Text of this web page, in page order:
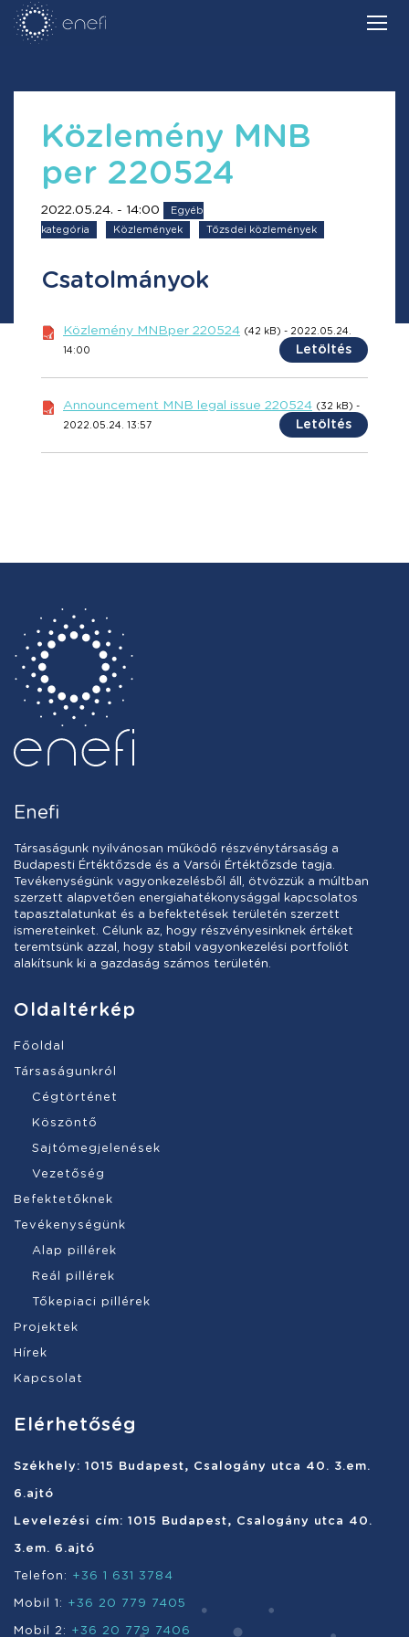
Közlemény MNB
per 220524
2022.05.24. - 14:00
Egyéb
kategória
Közlemények Tőzsdei közlemények
Csatolmányok
Közlemény MNBper 220524 (42 kB) - 2022.05.24.
14:00 Letöltés
Announcement MNB legal issue 220524 (32 kB) -
2022.05.24. 13:57 Letöltés
Enefi
Társaságunk nyilvánosan működő részvénytársaság a
Budapesti Értéktőzsde és a Varsói Értéktőzsde tagja.
Tevékenységünk vagyonkezelésből áll, ötvözzük a múltban
szerzett alapvetően energiahatékonysággal kapcsolatos
tapasztalatunkat és a befektetések területén szerzett
ismereteinket. Célunk az, hogy részvényesinknek értéket
teremtsünk azzal, hogy stabil vagyonkezelési portfoliót
alakítsunk ki a gazdaság számos területén.
Oldaltérkép
Főoldal
Társaságunkról
Cégtörténet
Köszöntő
Sajtómegjelenések
Vezetőség
Befektetőknek
Tevékenységünk
Alap pillérek
Reál pillérek
Tőkepiaci pillérek
Projektek
Hírek
Kapcsolat
Elérhetőség
Székhely: 1015 Budapest, Csalogány utca 40. 3.em.
6.ajtó
Levelezési cím: 1015 Budapest, Csalogány utca 40.
3.em. 6.ajtó
Telefon: +36 1 631 3784
Mobil 1: +36 20 779 7405
Mobil 2: +36 20 779 7406